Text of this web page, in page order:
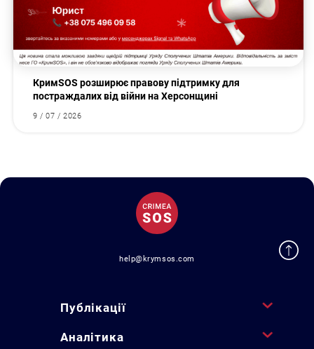
КримSOS розширює правову підтримку для
постраждалих від війни на Херсонщині
9 / 07 / 2026
help@krymsos.com
Публікації
Аналітика